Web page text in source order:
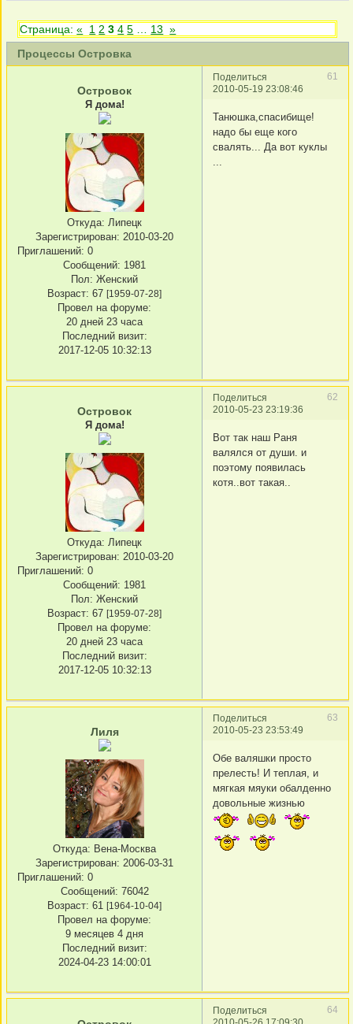
Процессы Островка
Страница:« 1 2 3 4 5 13 »
Поделиться
61
2010-05-19 23:08:46
Островок
Я дома!
Откуда: Липецк
Зарегистрирован: 2010-03-20
Приглашений: 0
Сообщений: 1981
Пол: Женский
Возраст: 67 [1959-07-28]
Провел на форуме:
20 дней 23 часа
Последний визит:
2017-12-05 10:32:13
Танюшка,спасибище!
надо бы еще кого
свалять... Да вот куклы
Поделиться
62
2010-05-23 23:19:36
Островок
Я дома!
Откуда: Липецк
Зарегистрирован: 2010-03-20
Приглашений: 0
Сообщений: 1981
Пол: Женский
Возраст: 67 [1959-07-28]
Провел на форуме:
20 дней 23 часа
Последний визит:
2017-12-05 10:32:13
Вот так наш Раня
валялся от души. и
поэтому появилась
котя..вот такая..
Поделиться
63
2010-05-23 23:53:49
Лиля
Откуда: Вена-Москва
Зарегистрирован: 2006-03-31
Приглашений: 0
Сообщений: 76042
Возраст: 61 [1964-10-04]
Провел на форуме:
9 месяцев 4 дня
Последний визит:
2024-04-23 14:00:01
Обе валяшки просто
прелесть! И теплая, и
мягкая мяуки обалденно
довольные жизнью
Поделиться
64